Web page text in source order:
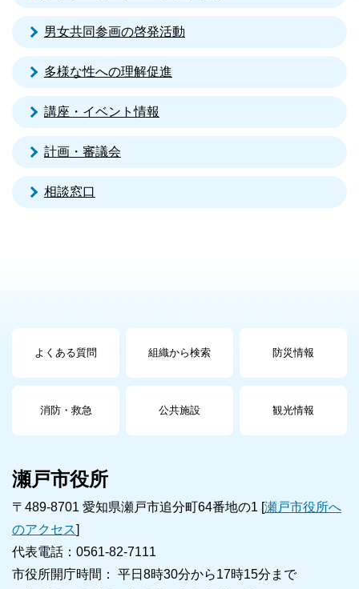
男女共同参画の啓発活動
多様な性への理解促進
講座・イベント情報
計画・審議会
相談窓口
よくある質問 組織から検索 防災情報
消防・救急 公共施設 観光情報
瀬戸市役所
〒489-8701 愛知県瀬戸市追分町64番地の1 [瀬戸市役所へ
のアクセス]
代表電話：0561-82-7111
市役所開庁時間： 平日8時30分から17時15分まで